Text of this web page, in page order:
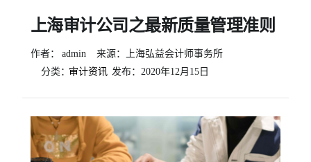
上海审计公司之最新质量管理准则
作者： admin
来源：上海弘益会计师事务所
分类：审计资讯 发布： 2020年12月15日